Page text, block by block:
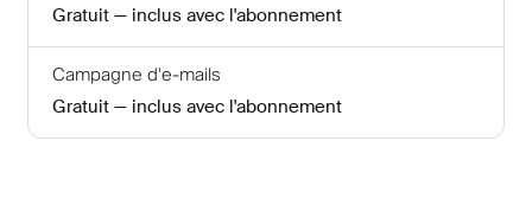
Gratuit — inclus avec l'abonnement
Campagne d'e-mails
Gratuit — inclus avec l'abonnement